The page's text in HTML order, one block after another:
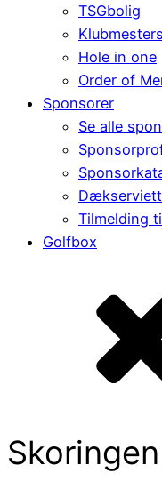
TSGbolig
Hole in one
Order of
Sponsorer
Se alle
Tilmelding
Golfbox